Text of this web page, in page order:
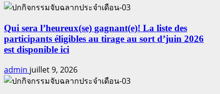
« Mode
des
produits
4tree
booster
Qui sera l’heureux(se) gagnant(e)! La liste des
participants éligibles au tirage au sort d’juin 2026
est disponible ici
admin juillet 9, 2026